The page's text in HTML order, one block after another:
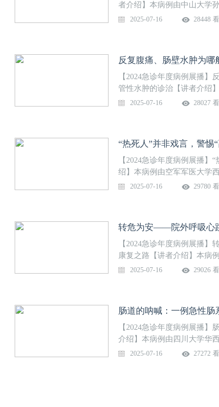
者介绍】本病例由中山大学
敏 住院医师 专家点评：方向
2025-07-16 28448
反复腹痛、肠壁水肿为
【2024急诊年度病例展播
管性水肿的诊治【讲者介绍
鹏教授团队提供病例汇报：
2025-07-16 28027
“热死人”并非戏言，警惕
【2024急诊年度病例展播】
绍】本病例由空军军医大学
收 副主任医师 专家点评：李
2025-07-16 29780
转危为安——院外呼吸心
【2024急诊年度病例展播
康复之路【讲者介绍】本病
团队提供病例汇报：孙一彤
2025-07-16 29026
肠道的呐喊：一例急性肠
【2024急诊年度病例展播
介绍】本病例由四川大学华
专家点评：余海放 主任医师
2025-07-16 27272